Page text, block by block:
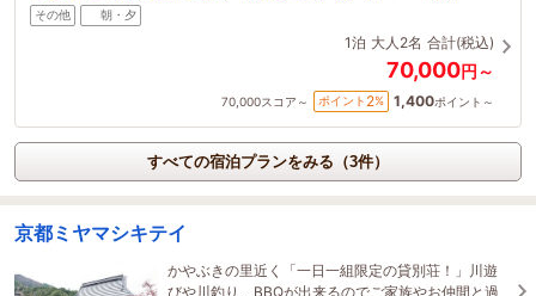
その他 朝・夕
1泊 大人2名 合計(税込)
70,000円～
70,000スコア～ ポイント 2% 1,400ポイント～
すべての宿泊プランをみる（3件）
京都ミヤマシキテイ
かやぶきの里近く「一日一組限定の貸別荘！」川遊
びや川釣り、BBQが出来るのでご家族やお仲間と過